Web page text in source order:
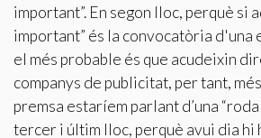
important”. En segon lloc, perquè si
important” és la convocatòria d'una
el més probable és que acudeixin
companys de publicitat, per tant,
premsa estaríem parlant d’una
tercer i últim lloc, perquè avui dia hi